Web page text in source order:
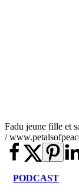
Fadu jeune fille et
/
PODCAST